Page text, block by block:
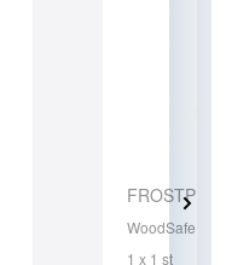
WoodSafe 2L
1 x 1 st